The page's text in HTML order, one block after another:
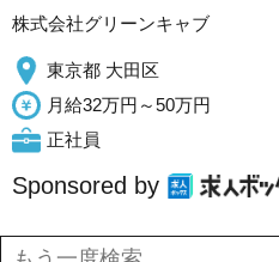
株式会社グリーンキャブ
東京都 大田区
月給32万円～50万円
正社員
Sponsored by